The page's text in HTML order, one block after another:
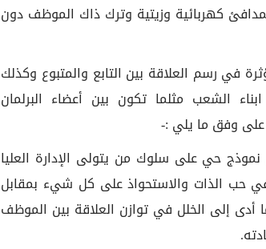
كهربائية وزيتية وترك ذاك الموظف دون
في رسم العلاقة بين التابع والمتبوع وكذلك
الشعب مثلما تكون بين أعضاء البرلمان
على وفق ما يلي :-
حي على سلوك من يتولى الإدارة العليا
حب الذات والاستحواذ على كل شيء بمقابل
إلى الخلل في توازن العلاقة بين الموظف